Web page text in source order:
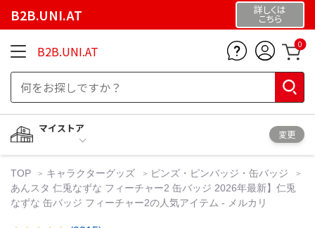
B2B.UNI.AT 詳しくは
こちら
B2B.UNI.AT 0
マイストア
変更
TOP キャラクターグッズ
ピンズ・ピンバッジ・缶バッジ
あんスタ 仁兎なずな フィーチャー2 缶バッジ 2026年最新】仁兎
なずな 缶バッジ フィーチャー2の人気アイテム - メルカリ